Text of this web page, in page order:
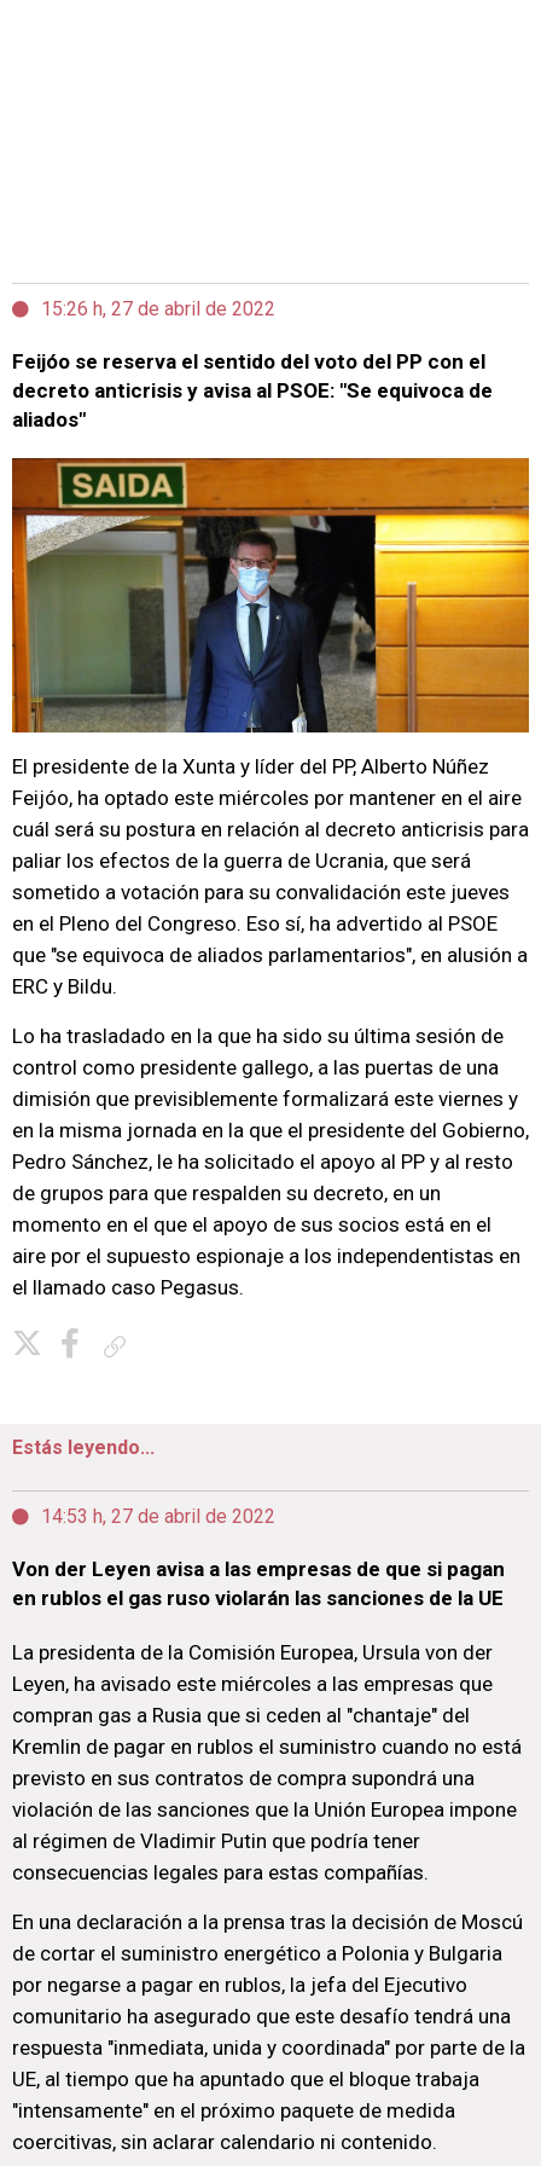
15:26 h, 27 de abril de 2022
Feijóo se reserva el sentido del voto del PP con el
decreto anticrisis y avisa al PSOE: "Se equivoca de
aliados"
El presidente de la Xunta y líder del PP, Alberto Núñez
Feijóo, ha optado este miércoles por mantener en el aire
cuál será su postura en relación al decreto anticrisis para
paliar los efectos de la guerra de Ucrania, que será
sometido a votación para su convalidación este jueves
en el Pleno del Congreso. Eso sí, ha advertido al PSOE
que "se equivoca de aliados parlamentarios", en alusión a
ERC y Bildu.
Lo ha trasladado en la que ha sido su última sesión de
control como presidente gallego, a las puertas de una
dimisión que previsiblemente formalizará este viernes y
en la misma jornada en la que el presidente del Gobierno,
Pedro Sánchez, le ha solicitado el apoyo al PP y al resto
de grupos para que respalden su decreto, en un
momento en el que el apoyo de sus socios está en el
aire por el supuesto espionaje a los independentistas en
el llamado caso Pegasus.
Estás leyendo...
14:53 h, 27 de abril de 2022
Von der Leyen avisa a las empresas de que si pagan
en rublos el gas ruso violarán las sanciones de la UE
La presidenta de la Comisión Europea, Ursula von der
Leyen, ha avisado este miércoles a las empresas que
compran gas a Rusia que si ceden al "chantaje" del
Kremlin de pagar en rublos el suministro cuando no está
previsto en sus contratos de compra supondrá una
violación de las sanciones que la Unión Europea impone
al régimen de Vladimir Putin que podría tener
consecuencias legales para estas compañías.
En una declaración a la prensa tras la decisión de Moscú
de cortar el suministro energético a Polonia y Bulgaria
por negarse a pagar en rublos, la jefa del Ejecutivo
comunitario ha asegurado que este desafío tendrá una
respuesta "inmediata, unida y coordinada" por parte de la
UE, al tiempo que ha apuntado que el bloque trabaja
"intensamente" en el próximo paquete de medida
coercitivas, sin aclarar calendario ni contenido.